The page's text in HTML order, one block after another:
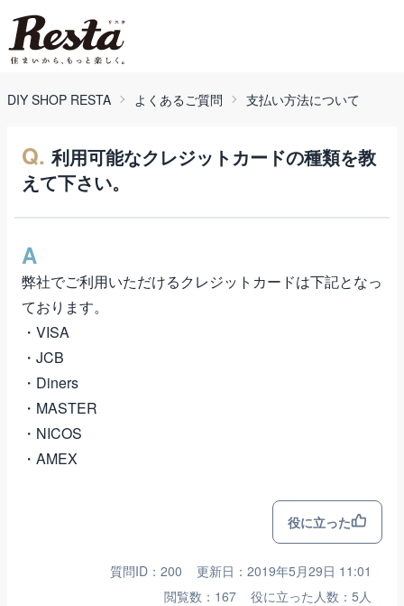
DIY SHOP RESTA よくあるご質問 支払い方法について
Q.利用可能なクレジットカードの種類を教
えて下さい。
A
弊社でご利用いただけるクレジットカードは下記となっ
ております。
・VISA
・JCB
・Diners
・MASTER
・NICOS
・AMEX
役に立った
質問ID：200
更新日：2019年5月29日 11:01
閲覧数：167
役に立った人数：5人